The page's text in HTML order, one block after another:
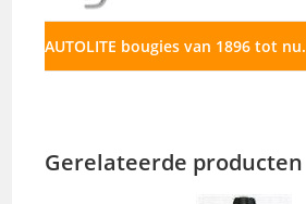
AUTOLITE bougies van 1896 tot nu.
Gerelateerde producten